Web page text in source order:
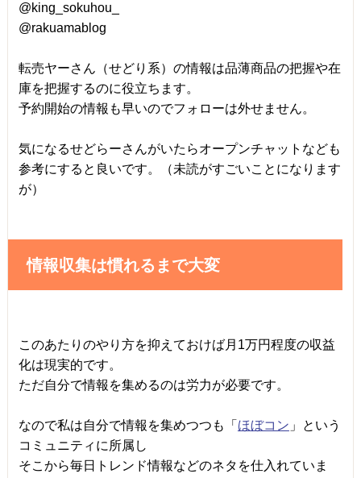
@king_sokuhou_
@rakuamablog
転売ヤーさん（せどり系）の情報は品薄商品の把握や在
庫を把握するのに役立ちます。
予約開始の情報も早いのでフォローは外せません。
気になるせどらーさんがいたらオープンチャットなども
参考にすると良いです。（未読がすごいことになります
が）
情報収集は慣れるまで大変
このあたりのやり方を抑えておけば月1万円程度の収益
化は現実的です。
ただ自分で情報を集めるのは労力が必要です。
なので私は自分で情報を集めつつも「 ほぼコン 」という
コミュニティに所属し
そこから毎日トレンド情報などのネタを仕入れていま